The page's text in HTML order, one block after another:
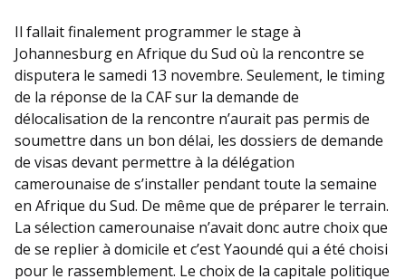
Il fallait finalement programmer le stage à
Johannesburg en Afrique du Sud où la rencontre se
disputera le samedi 13 novembre. Seulement, le timing
de la réponse de la CAF sur la demande de
délocalisation de la rencontre n’aurait pas permis de
soumettre dans un bon délai, les dossiers de demande
de visas devant permettre à la délégation
camerounaise de s’installer pendant toute la semaine
en Afrique du Sud. De même que de préparer le terrain.
La sélection camerounaise n’avait donc autre choix que
de se replier à domicile et c’est Yaoundé qui a été choisi
pour le rassemblement. Le choix de la capitale politique